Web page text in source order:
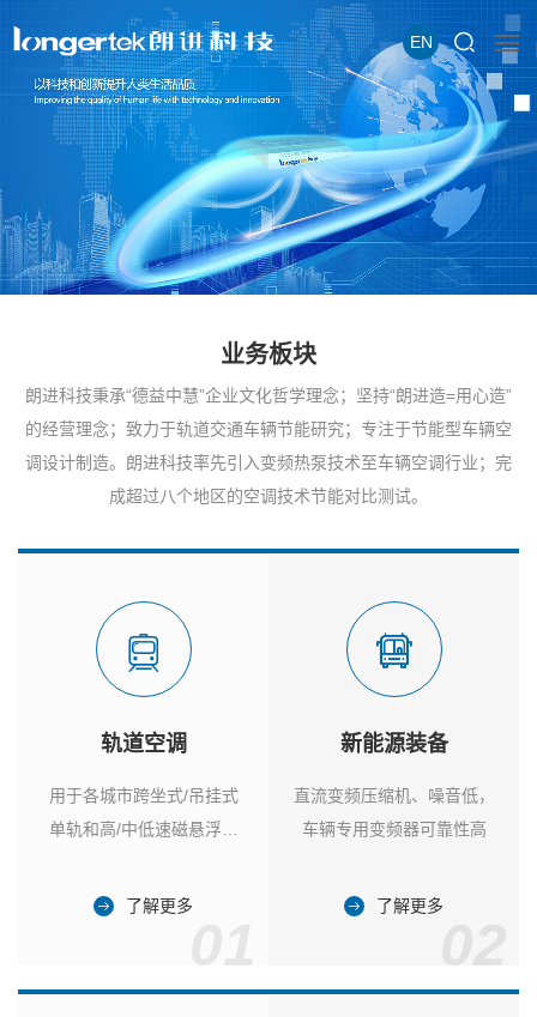
EN
业务板块
朗进科技秉承“德益中慧”企业文化哲学理念；坚持“朗进造=用心造”
的经营理念；致力于轨道交通车辆节能研究；专注于节能型车辆空
调设计制造。朗进科技率先引入变频热泵技术至车辆空调行业；完
成超过八个地区的空调技术节能对比测试。
轨道空调
用于各城市跨坐式/吊挂式
单轨和高/中低速磁悬浮列
了解更多
新能源装备
直流变频压缩机、噪音低，
车辆专用变频器可靠性高
了解更多